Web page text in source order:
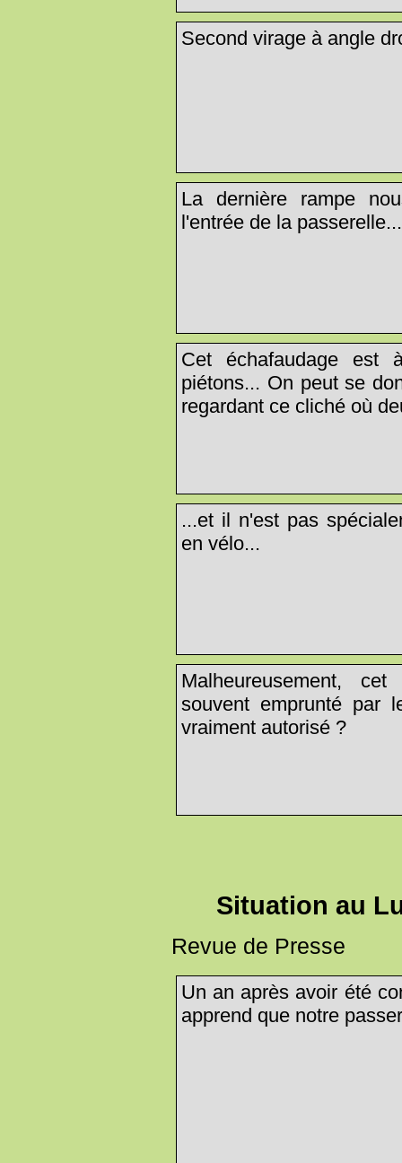
Second virage à angle
La dernière rampe
l'entrée de la passerelle...
Cet échafaudage est
piétons... On peut se
regardant ce cliché où
...et il n'est pas
en vélo...
Malheureusement,
souvent emprunté par
vraiment autorisé ?
Situation au
Revue de Presse
Un an après avoir été
apprend que notre